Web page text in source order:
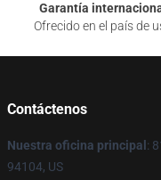
Garantía
Ofrecido en el país de
Contáctenos
Nuestra oficina principal :
94104, US